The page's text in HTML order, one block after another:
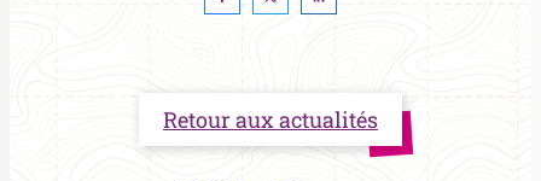
Retour aux actualités